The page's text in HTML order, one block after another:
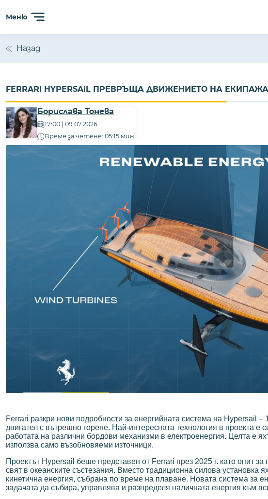
Меню
Назад
FERRARI HYPERSAIL ПРЕВРЪЩА ДВИЖЕНИЕТО НА
Борислава Тонева
17:00 | 09.07.2026
Време за четене: 05:15 мин.
Ferrari разкри нови подробности за енергийната система на Hypersail
двигател с вътрешно горене. Най-интересната технология в проекта
работата на различни бордови механизми в електроенергия. Целта е
използва само възобновяеми източници.
Проектът Hypersail беше представен от Ferrari през 2025 г. като опит
свят в океанските състезания. Вместо традиционна силова установка
кинетична енергия, събрана по време на плаване. Новата система за
задачата да събира, управлява и разпределя наличната енергия към